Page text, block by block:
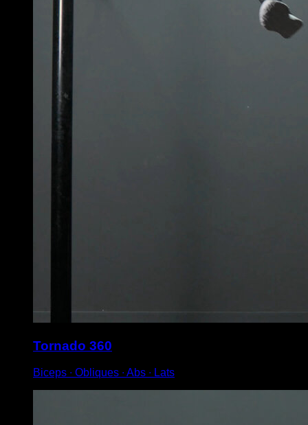
Tornado 360
Biceps ∙ Obliques ∙ Abs ∙ Lats